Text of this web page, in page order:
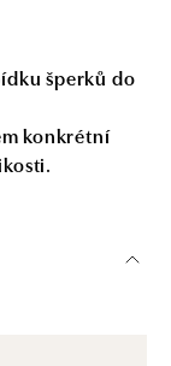
šperků do
konkrétní